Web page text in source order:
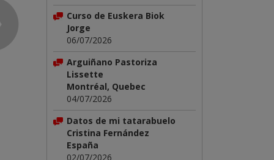
Curso de Euskera Biok
Jorge
06/07/2026
Arguiñano Pastoriza
Lissette
Montréal, Quebec
04/07/2026
Datos de mi tatarabuelo
Cristina Fernández
España
02/07/2026